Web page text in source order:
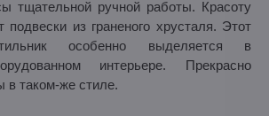
тщательной ручной работы. Красоту
подвески из граненого хрусталя. Этот
особенно выделяется в
интерьере. Прекрасно
в таком-же стиле.